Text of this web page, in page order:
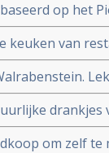
op het
Malhotra
keuken van
je leefstijl
om zelf te